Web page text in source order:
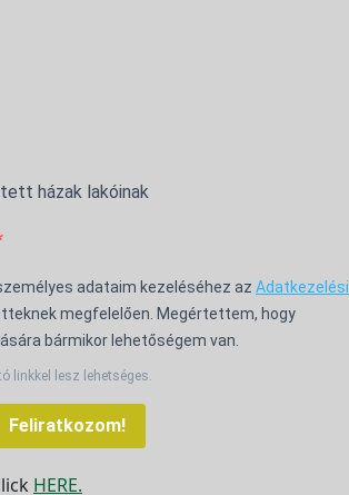
házak lakóinak
adataim kezeléséhez az Adatkezelési
megfelelően. Megértettem, hogy
bármikor lehetőségem van.
linkkel lesz lehetséges.
Feliratkozom!
HERE.